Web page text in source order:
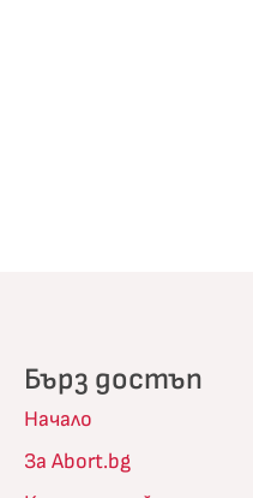
Бърз достъп
Начало
За Abort.bg